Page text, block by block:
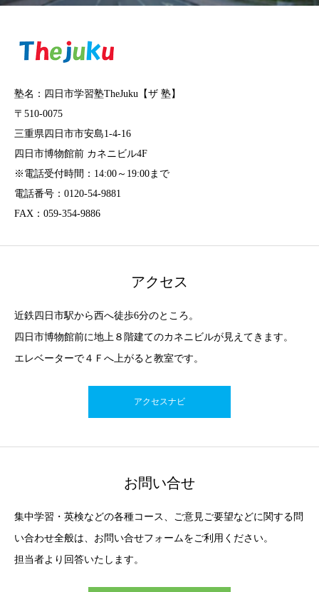
塾名：四日市学習塾TheJuku【ザ 塾】
〒510-0075
三重県四日市市安島1-4-16
四日市博物館前 カネニビル4F
※電話受付時間：14:00～19:00まで
電話番号：0120-54-9881
FAX：059-354-9886
アクセス
近鉄四日市駅から西へ徒歩6分のところ。
四日市博物館前に地上８階建てのカネニビルが見えてきます。
エレベーターで４Ｆへ上がると教室です。
アクセスナビ
お問い合せ
集中学習・英検などの各種コース、ご意見ご要望などに関する問
い合わせ全般は、お問い合せフォームをご利用ください。
担当者より回答いたします。